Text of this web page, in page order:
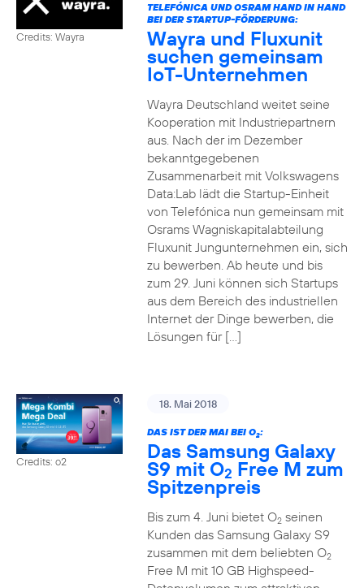
Credits: Wayra
TELEFÓNICA UND OSRAM HAND IN HAND
BEI DER STARTUP-FÖRDERUNG:
Wayra und Fluxunit
suchen gemeinsam
IoT-Unternehmen
Wayra Deutschland weitet seine
Kooperation mit Industriepartnern
aus. Nach der im Dezember
bekanntgegebenen
Zusammenarbeit mit Volkswagens
Data:Lab lädt die Startup-Einheit
von Telefónica nun gemeinsam mit
Osrams Wagniskapitalabteilung
Fluxunit Jungunternehmen ein, sich
zu bewerben. Ab heute und bis
zum 29. Juni können sich Startups
aus dem Bereich des industriellen
Internet der Dinge bewerben, die
Lösungen für […]
Credits: o2
18. Mai 2018
DAS IST DER MAI BEI O2:
Das Samsung Galaxy
S9 mit O2 Free M zum
Spitzenpreis
Bis zum 4. Juni bietet O2seinen
Kunden das Samsung Galaxy S9
zusammen mit dem beliebten O2
Free M mit 10 GB Highspeed-